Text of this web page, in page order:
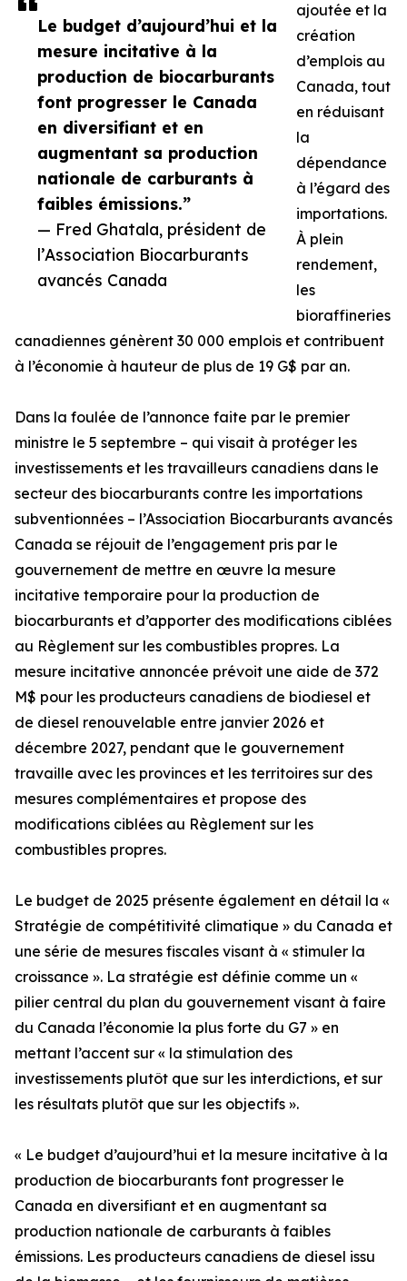
Le budget d’aujourd’hui et la
mesure incitative à la
production de biocarburants
font progresser le Canada
en diversifiant et en
augmentant sa production
nationale de carburants à
faibles émissions.”
— Fred Ghatala, président de
l’Association Biocarburants
avancés Canada
ajoutée et la
création
d’emplois au
Canada, tout
en réduisant
la
dépendance
à l’égard des
importations.
À plein
rendement,
les
bioraffineries
canadiennes génèrent 30 000 emplois et contribuent
à l’économie à hauteur de plus de 19 G$ par an.
Dans la foulée de l’annonce faite par le premier
ministre le 5 septembre – qui visait à protéger les
investissements et les travailleurs canadiens dans le
secteur des biocarburants contre les importations
subventionnées – l’Association Biocarburants avancés
Canada se réjouit de l’engagement pris par le
gouvernement de mettre en œuvre la mesure
incitative temporaire pour la production de
biocarburants et d’apporter des modifications ciblées
au Règlement sur les combustibles propres. La
mesure incitative annoncée prévoit une aide de 372
M$ pour les producteurs canadiens de biodiesel et
de diesel renouvelable entre janvier 2026 et
décembre 2027, pendant que le gouvernement
travaille avec les provinces et les territoires sur des
mesures complémentaires et propose des
modifications ciblées au Règlement sur les
combustibles propres.
Le budget de 2025 présente également en détail la «
Stratégie de compétitivité climatique » du Canada et
une série de mesures fiscales visant à « stimuler la
croissance ». La stratégie est définie comme un «
pilier central du plan du gouvernement visant à faire
du Canada l’économie la plus forte du G7 » en
mettant l’accent sur « la stimulation des
investissements plutôt que sur les interdictions, et sur
les résultats plutôt que sur les objectifs ».
« Le budget d’aujourd’hui et la mesure incitative à la
production de biocarburants font progresser le
Canada en diversifiant et en augmentant sa
production nationale de carburants à faibles
émissions. Les producteurs canadiens de diesel issu